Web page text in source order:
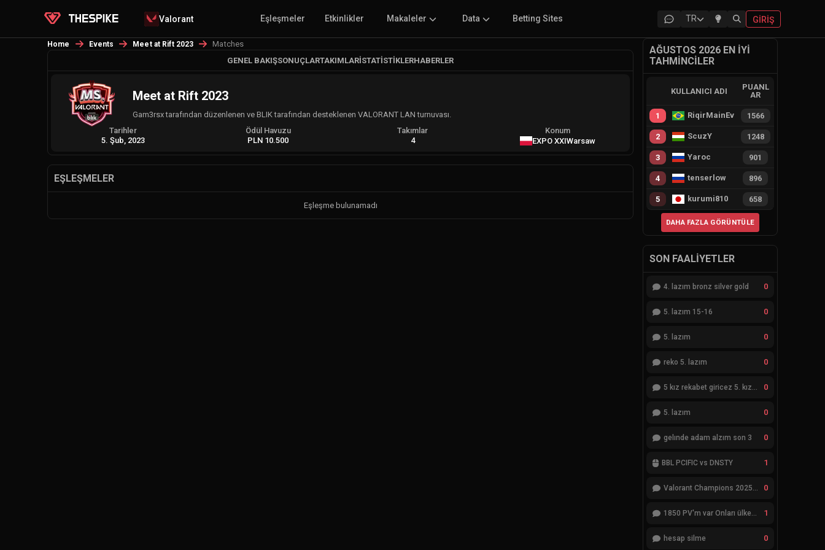
Valorant Eşleşmeler Etkinlikler Makaleler Data Betting Sites TR GIRIŞ
Home Events Meet at Rift 2023
Matches
GENEL BAKIŞSONUÇLARTAKIMLARİSTATISTIKLERHABERLER
Meet at Rift 2023
Gam3rsx tarafından düzenlenen ve BLIK tarafından desteklenen VALORANT LAN turnuvası.
Tarihler
5. Şub, 2023
Ödül Havuzu
PLN 10.500
Takımlar
4
Konum
EXPO XXIWarsaw
EŞLEŞMELER
Eşleşme bulunamadı
AĞUSTOS 2026 EN İYI
TAHMINCILER
KULLANICI ADI
PUANL
AR
1 RiqirMainEvie 1566
2 ScuzY 1248
3 Yaroc 901
4 tenserlow 896
5 kurumi810 658
DAHA FAZLA GÖRÜNTÜLE
SON FAALIYETLER
4. lazım bronz silver gold 0
5. lazım 15-16 0
5. lazım 0
reko 5. lazım 0
5 kız rekabet giricez 5. kız eksik 0
5. lazım 0
gelınde adam alzım son 3 0
BBL PCIFIC vs DNSTY 1
Valorant Champions 2025 Grand Final 0
1850 PV'm var Onları ülkemde değiştiremiyorum 1
hesap silme 0